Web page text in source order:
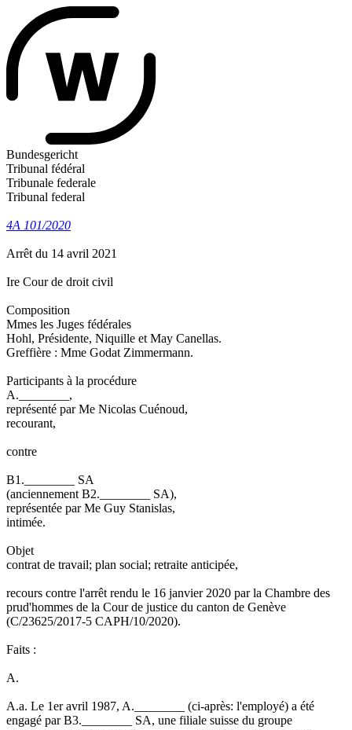
Bundesgericht
Tribunal fédéral
Tribunale federale
Tribunal federal
4A 101/2020
Arrêt du 14 avril 2021
Ire Cour de droit civil
Composition
Mmes les Juges fédérales
Hohl, Présidente, Niquille et May Canellas.
Greffière : Mme Godat Zimmermann.
Participants à la procédure
A.________,
représenté par Me Nicolas Cuénoud,
recourant,
contre
B1.________ SA
(anciennement B2.________ SA),
représentée par Me Guy Stanislas,
intimée.
Objet
contrat de travail; plan social; retraite anticipée,
recours contre l'arrêt rendu le 16 janvier 2020 par la Chambre des
prud'hommes de la Cour de justice du canton de Genève
(C/23625/2017-5 CAPH/10/2020).
Faits :
A.
A.a. Le 1er avril 1987, A.________ (ci-après: l'employé) a été
engagé par B3.________ SA, une filiale suisse du groupe